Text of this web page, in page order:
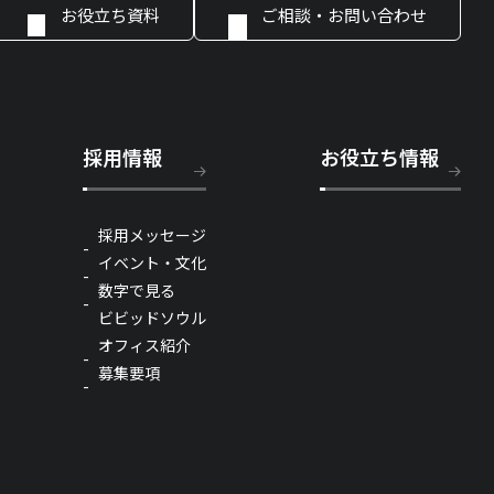
お役立ち資料 ご相談・お問い合わせ
採用情報
採用メッセージ
イベント・文化
数字で見る
ビビッドソウル
オフィス紹介
募集要項
お役立ち情報